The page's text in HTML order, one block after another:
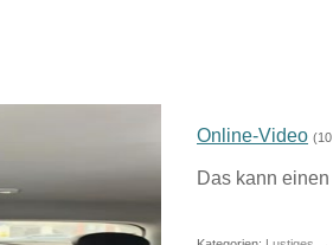
Online-Video
Das kann